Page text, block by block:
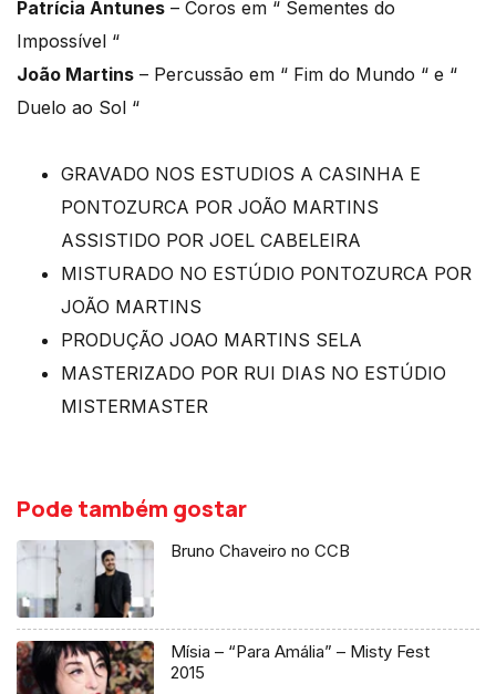
Patrícia Antunes – Coros em “ Sementes do
Impossível “
João Martins – Percussão em “ Fim do Mundo “ e “
Duelo ao Sol “
GRAVADO NOS ESTUDIOS A CASINHA E
PONTOZURCA POR JOÃO MARTINS
ASSISTIDO POR JOEL CABELEIRA
MISTURADO NO ESTÚDIO PONTOZURCA POR
JOÃO MARTINS
PRODUÇÃO JOAO MARTINS SELA
MASTERIZADO POR RUI DIAS NO ESTÚDIO
MISTERMASTER
Pode também gostar
Bruno Chaveiro no CCB
Mísia – “Para Amália” – Misty Fest
2015